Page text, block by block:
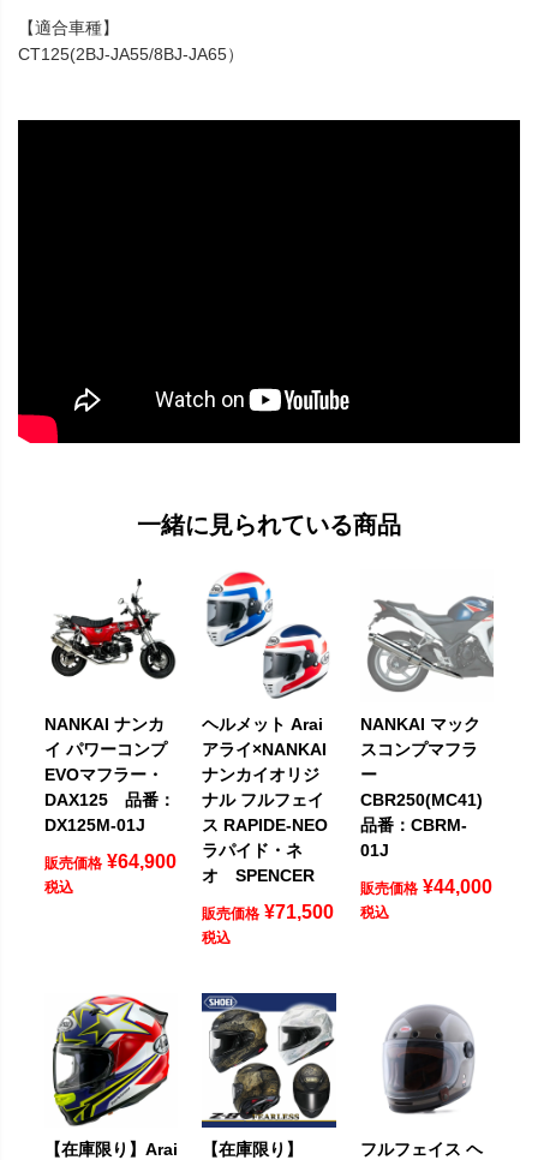
【適合車種】
CT125(2BJ-JA55/8BJ-JA65）
一緒に見られている商品
NANKAI ナンカ
イ パワーコンプ
EVOマフラー・
DAX125 品番：
DX125M-01J
販売価格 ¥64,900
税込
ヘルメット Arai
アライ×NANKAI
ナンカイオリジ
ナル フルフェイ
ス RAPIDE-NEO
ラパイド・ネ
オ SPENCER
販売価格 ¥71,500
税込
NANKAI マック
スコンプマフラ
ー
CBR250(MC41)
品番：CBRM-
01J
販売価格 ¥44,000
税込
【在庫限り】Arai
【在庫限り】
フルフェイス ヘ